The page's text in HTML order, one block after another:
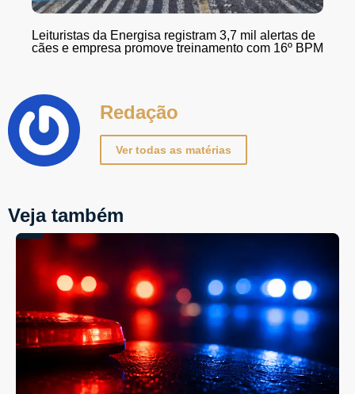
Leituristas da Energisa registram 3,7 mil alertas de
cães e empresa promove treinamento com 16º BPM
Redação
Ver todas as matérias
Veja também